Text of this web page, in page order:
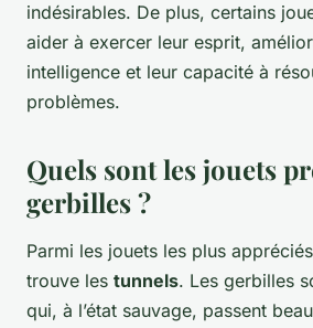
indésirables. De plus, certains
aider à exercer leur esprit,
intelligence et leur capacité à
problèmes.
Quels sont les jouets
gerbilles ?
Parmi les jouets les plus
trouve les tunnels. Les gerbilles
qui, à l’état sauvage, passent